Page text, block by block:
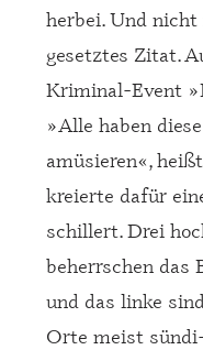
herbei. Und
gesetztes Zitat.
Kriminal-Event
»Alle haben
amüsieren«,
kreierte dafür
schillert. Drei
beherrschen das
und das linke
Orte meist